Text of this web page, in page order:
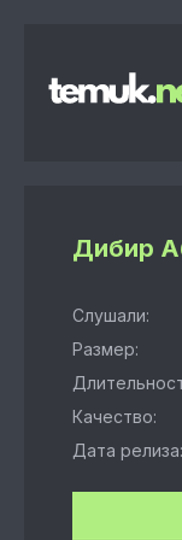
Дибир
Слушали:
Размер:
Качество:
Дата релиза: